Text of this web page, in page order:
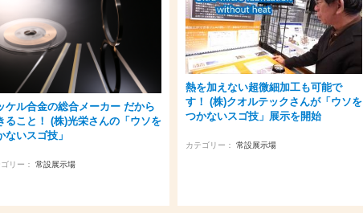
ケル合金の総合メーカー だから
ること！ (株)光栄さんの「ウソを
ないスゴ技」
リー： 常設展示場
熱を加えない超微細加工も可能で
す！ (株)クオルテックさんが「ウソを
つかないスゴ技」展示を開始
カテゴリー： 常設展示場